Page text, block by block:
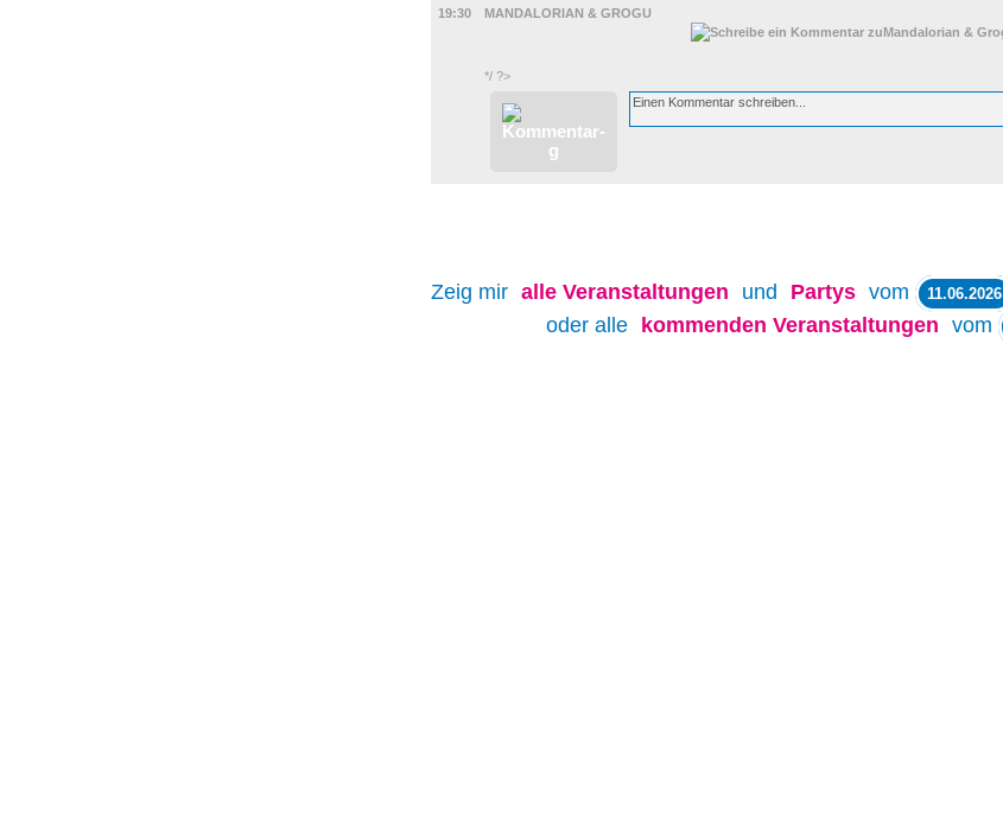
19:30
MANDALORIAN & GROGU
*/ ?>
Zeig mir alle Veranstaltungen und Partys vom 11.06.2026
oder alle
kommenden Veranstaltungen vom